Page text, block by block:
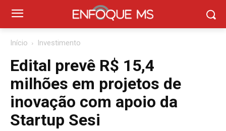
Início Investimento
Edital prevê R$ 15,4
milhões em projetos de
inovação com apoio da
Startup Sesi